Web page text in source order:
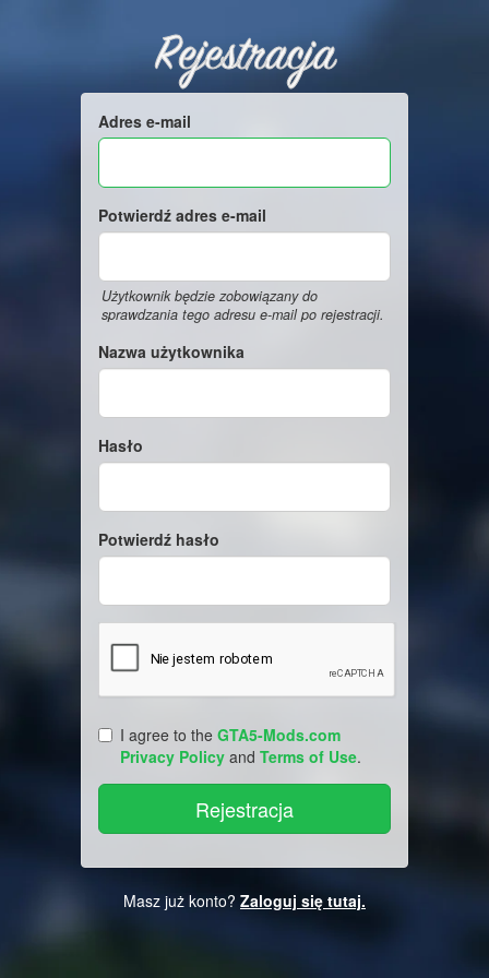
Rejestracja
Adres e-mail
Potwierdź adres e-mail
Użytkownik będzie zobowiązany do
sprawdzania tego adresu e-mail po rejestracji.
Nazwa użytkownika
Hasło
Potwierdź hasło
I agree to the GTA5-Mods.com
Privacy Policy and Terms of Use.
Masz już konto? Zaloguj się tutaj.